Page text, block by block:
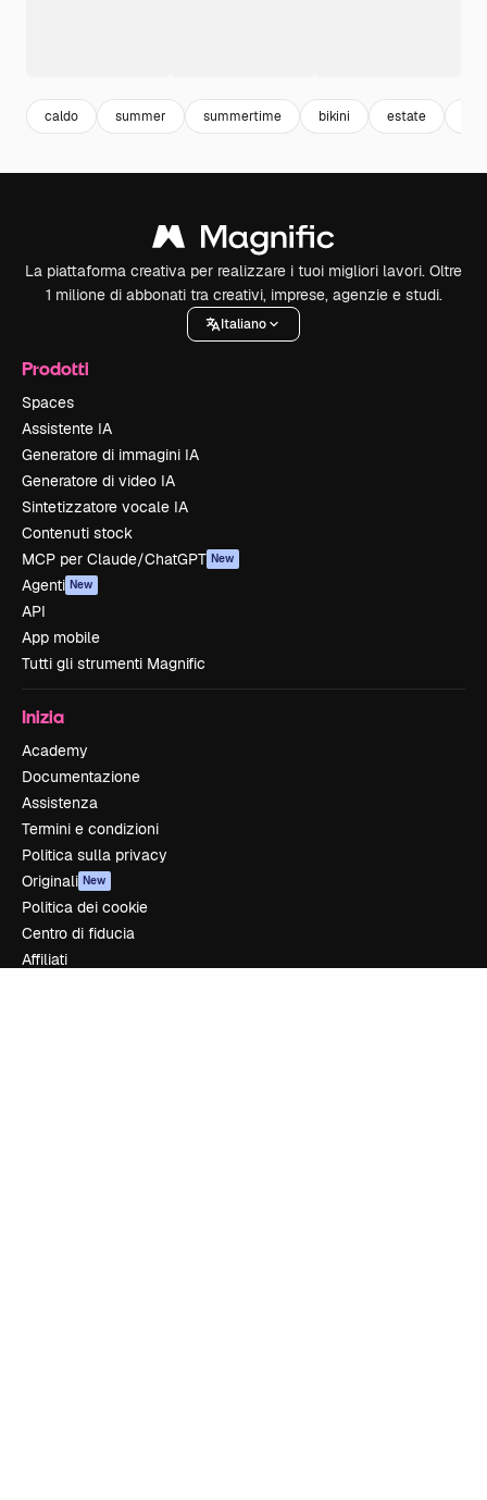
caldo summer summertime bikini estate
La piattaforma creativa per realizzare i tuoi migliori lavori. Oltre
1 milione di abbonati tra creativi, imprese, agenzie e studi.
Italiano
Prodotti
Spaces
Assistente IA
Generatore di immagini IA
Generatore di video IA
Sintetizzatore vocale IA
Contenuti stock
MCP per Claude/ChatGPT New
Agenti New
API
App mobile
Tutti gli strumenti Magnific
Inizia
Academy
Documentazione
Assistenza
Termini e condizioni
Politica sulla privacy
Originali New
Politica dei cookie
Centro di fiducia
Affiliati